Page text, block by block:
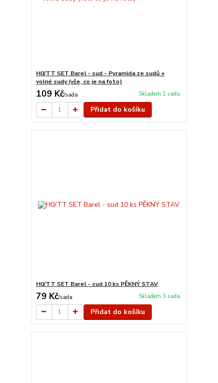
H0/TT SET Barel - sud - Pyramida ze sudů +
volné sudy (vše, co je na foto)
109 Kč/sada Skladem 1 sada
Přidat do košíku
H0/TT SET Barel - sud 10 ks PĚKNÝ STAV
79 Kč/sada Skladem 3 sada
Přidat do košíku